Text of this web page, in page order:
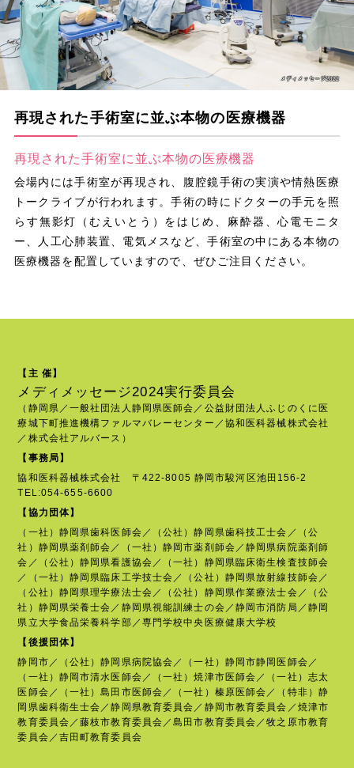
再現された手術室に並ぶ本物の医療機器
再現された手術室に並ぶ本物の医療機器
会場内には手術室が再現され、腹腔鏡手術の実演や情熱医療
トークライブが行われます。手術の時にドクターの手元を照
らす無影灯（むえいとう）をはじめ、麻酔器、心電モニタ
ー、人工心肺装置、電気メスなど、手術室の中にある本物の
医療機器を配置していますので、ぜひご注目ください。
【主 催】
メディメッセージ2024実行委員会
（静岡県／一般社団法人静岡県医師会／公益財団法人ふじのくに医
療城下町推進機構ファルマバレーセンター／協和医科器械株式会社
／株式会社アルバース）
【事務局】
協和医科器械株式会社 〒422-8005 静岡市駿河区池田156-2
TEL:054-655-6600
【協力団体】
（一社）静岡県歯科医師会／（公社）静岡県歯科技工士会／（公
社）静岡県薬剤師会／（一社）静岡市薬剤師会／静岡県病院薬剤師
会／（公社）静岡県看護協会／（一社）静岡県臨床衛生検査技師会
／（一社）静岡県臨床工学技士会／（公社）静岡県放射線技師会／
（公社）静岡県理学療法士会／（公社）静岡県作業療法士会／（公
社）静岡県栄養士会／静岡県視能訓練士の会／静岡市消防局／静岡
県立大学食品栄養科学部／専門学校中央医療健康大学校
【後援団体】
静岡市／（公社）静岡県病院協会／（一社）静岡市静岡医師会／
（一社）静岡市清水医師会／（一社）焼津市医師会／（一社）志太
医師会／（一社）島田市医師会／（一社）榛原医師会／（特非）静
岡県歯科衛生士会／静岡県教育委員会／静岡市教育委員会／焼津市
教育委員会／藤枝市教育委員会／島田市教育委員会／牧之原市教育
委員会／吉田町教育委員会